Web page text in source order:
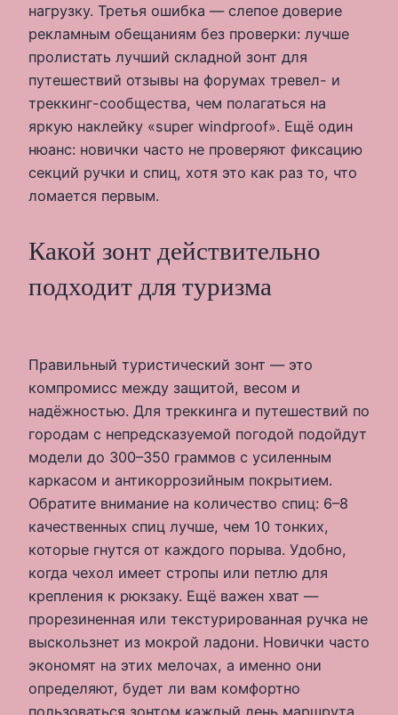
нагрузку. Третья ошибка — слепое доверие
рекламным обещаниям без проверки: лучше
пролистать лучший складной зонт для
путешествий отзывы на форумах тревел- и
треккинг-сообщества, чем полагаться на
яркую наклейку «super windproof». Ещё один
нюанс: новички часто не проверяют фиксацию
секций ручки и спиц, хотя это как раз то, что
ломается первым.
Какой зонт действительно
подходит для туризма
Правильный туристический зонт — это
компромисс между защитой, весом и
надёжностью. Для треккинга и путешествий по
городам с непредсказуемой погодой подойдут
модели до 300–350 граммов с усиленным
каркасом и антикоррозийным покрытием.
Обратите внимание на количество спиц: 6–8
качественных спиц лучше, чем 10 тонких,
которые гнутся от каждого порыва. Удобно,
когда чехол имеет стропы или петлю для
крепления к рюкзаку. Ещё важен хват —
прорезиненная или текстурированная ручка не
выскользнет из мокрой ладони. Новички часто
экономят на этих мелочах, а именно они
определяют, будет ли вам комфортно